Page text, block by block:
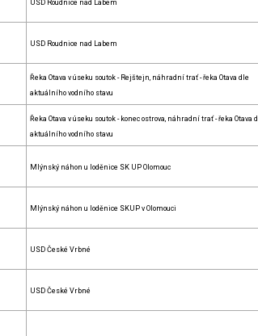
USD Roudnice nad Labem
USD Roudnice nad Labem
Řeka Otava v úseku soutok - Rejštejn, náhradní trať - řeka Otava dle
aktuálního vodního stavu
Řeka Otava v úseku soutok - konec ostrova, náhradní trať - řeka Otava
aktuálního vodního stavu
Mlýnský náhon u loděnice SK UP Olomouc
Mlýnský náhon u loděnice SKUP v Olomouci
USD České Vrbné
USD České Vrbné